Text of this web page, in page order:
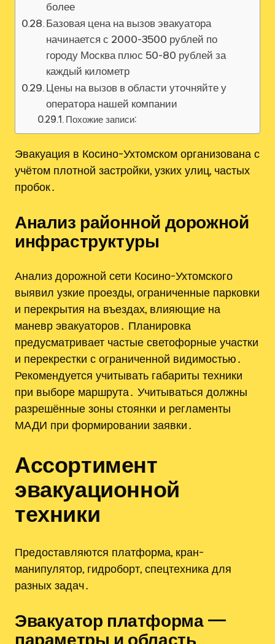
более
Базовая цена на вызов эвакуатора
начинается с 2000-3500 рублей по
городу Москва плюс 50-80 рублей за
каждый километр
Цены на вызов в области уточняйте у
оператора нашей компании
Похожие записи:
Эвакуация в Косино-Ухтомском организована с
учётом плотной застройки, узких улиц, частых
пробок․
Анализ районной дорожной
инфраструктуры
Анализ дорожной сети Косино-Ухтомского
выявил узкие проезды, ограниченные парковки
и перекрытия на въездах, влияющие на
маневр эвакуаторов․ Планировка
предусматривает частые светофорные участки
и перекрестки с ограниченной видимостью․
Рекомендуется учитывать габариты техники
при выборе маршрута․ Учитываться должны
разрешённые зоны стоянки и регламенты
МАДИ при формировании заявки․
Ассортимент
эвакуационной
техники
Предоставляются платформа, кран-
манипулятор, гидроборт, спецтехника для
разных задач․
Эвакуатор платформа —
параметры и область